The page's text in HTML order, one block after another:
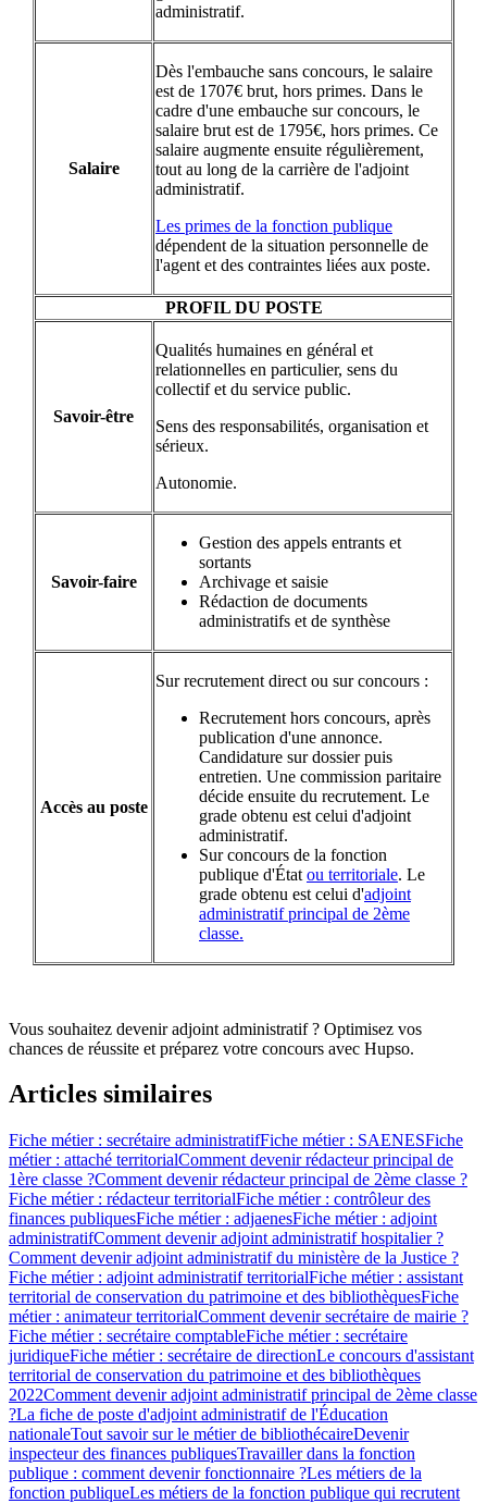
administratif.
Salaire
Dès l'embauche sans concours, le salaire
est de 1707€ brut, hors primes. Dans le
cadre d'une embauche sur concours, le
salaire brut est de 1795€, hors primes. Ce
salaire augmente ensuite régulièrement,
tout au long de la carrière de l'adjoint
administratif.
Les primes de la fonction publique
dépendent de la situation personnelle de
l'agent et des contraintes liées aux poste.
PROFIL DU POSTE
Savoir-être
Qualités humaines en général et
relationnelles en particulier, sens du
collectif et du service public.
Sens des responsabilités, organisation et
sérieux.
Autonomie.
Savoir-faire
Gestion des appels entrants et
sortants
Archivage et saisie
Rédaction de documents
administratifs et de synthèse
Accès au poste
Sur recrutement direct ou sur concours :
Recrutement hors concours, après
publication d'une annonce.
Candidature sur dossier puis
entretien. Une commission paritaire
décide ensuite du recrutement. Le
grade obtenu est celui d'adjoint
administratif.
Sur concours de la fonction
publique d'État ou territoriale. Le
grade obtenu est celui d'adjoint
administratif principal de 2ème
classe.
Vous souhaitez devenir adjoint administratif ? Optimisez vos
chances de réussite et préparez votre concours avec Hupso.
Articles similaires
Fiche métier : secrétaire administratifFiche métier : SAENESFiche
métier : attaché territorialComment devenir rédacteur principal de
1ère classe ?Comment devenir rédacteur principal de 2ème classe ?
Fiche métier : rédacteur territorialFiche métier : contrôleur des
finances publiquesFiche métier : adjaenesFiche métier : adjoint
administratifComment devenir adjoint administratif hospitalier ?
Comment devenir adjoint administratif du ministère de la Justice ?
Fiche métier : adjoint administratif territorialFiche métier : assistant
territorial de conservation du patrimoine et des bibliothèquesFiche
métier : animateur territorialComment devenir secrétaire de mairie ?
Fiche métier : secrétaire comptableFiche métier : secrétaire
juridiqueFiche métier : secrétaire de directionLe concours d'assistant
territorial de conservation du patrimoine et des bibliothèques
2022Comment devenir adjoint administratif principal de 2ème classe
?La fiche de poste d'adjoint administratif de l'Éducation
nationaleTout savoir sur le métier de bibliothécaireDevenir
inspecteur des finances publiquesTravailler dans la fonction
publique : comment devenir fonctionnaire ?Les métiers de la
fonction publiqueLes métiers de la fonction publique qui recrutent